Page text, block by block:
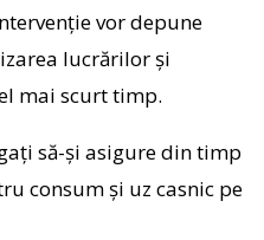
vor depune
lucrărilor și
mai scurt timp.
să-și asigure din timp
consum și uz casnic pe